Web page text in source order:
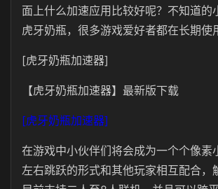
面上什么加速应用比较好呢？不知道的
虎牙奶瓶，很多游戏爱好者都在长期使
[虎牙奶瓶加速器]
【虎牙奶瓶加速器】最新版下载
[虎牙奶瓶加速器]
在游戏中小伙伴们将会成为一个个像素
左右跳跃的形式和其他玩家相互配合，